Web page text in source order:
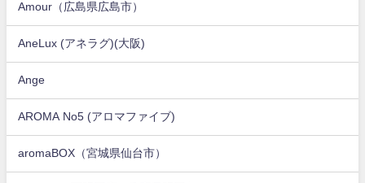
Amour（広島県広島市）
AneLux (アネラグ)(大阪)
Ange
AROMA No5 (アロマファイブ)
aromaBOX（宮城県仙台市）